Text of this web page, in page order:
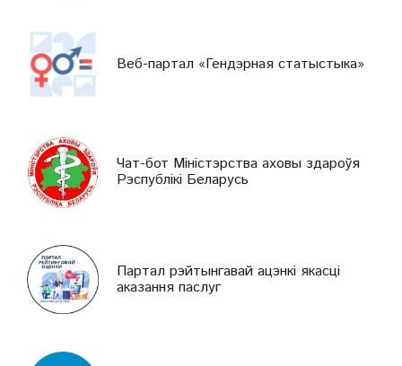
Веб-партал «Гендэрная статыстыка»
Чат-бот Міністэрства аховы здароўя
Рэспублікі Беларусь
Партал рэйтынгавай ацэнкі якасці
аказання паслуг